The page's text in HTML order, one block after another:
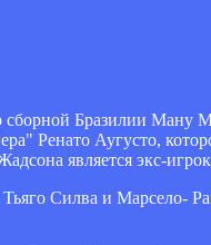
Бразилии Ману
Ренато Аугусто,
является экс-
Силва и Марсело-